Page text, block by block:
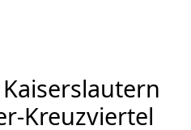
Kreuzviertel